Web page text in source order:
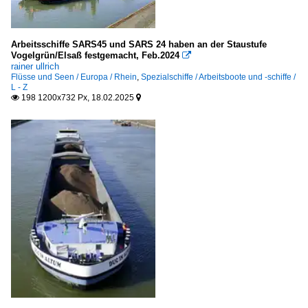
Arbeitsschiffe SARS45 und SARS 24 haben an der Staustufe
Vogelgrün/Elsaß festgemacht, Feb.2024 
rainer ullrich
Flüsse und Seen / Europa / Rhein Spezialschiffe / Arbeitsboote und -schiffe /
L - Z
 198 1200x732 Px, 18.02.2025 